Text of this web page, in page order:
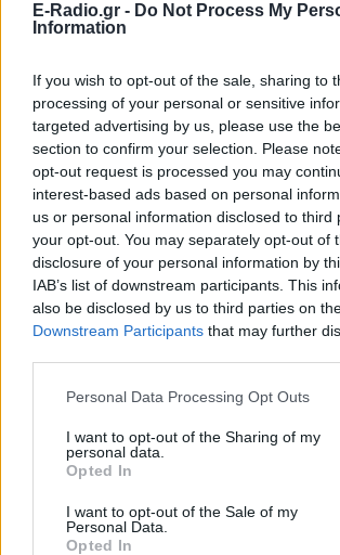
E-Radio.gr - Do Not Process My
Information
If you wish to opt-out of the sale, sharing to
processing of your personal or sensitive
targeted advertising by us, please use the
section to confirm your selection. Please
opt-out request is processed you may
interest-based ads based on personal
us or personal information disclosed to third
your opt-out. You may separately opt-out of
disclosure of your personal information by
IAB’s list of downstream participants. This
also be disclosed by us to third parties on
Downstream Participants that may further
Personal Data Processing Opt Outs
I want to opt-out of the Sharing of my
personal data.
Opted In
I want to opt-out of the Sale of my
Personal Data.
Opted In
ειδήσεωντου E-Daily.gr